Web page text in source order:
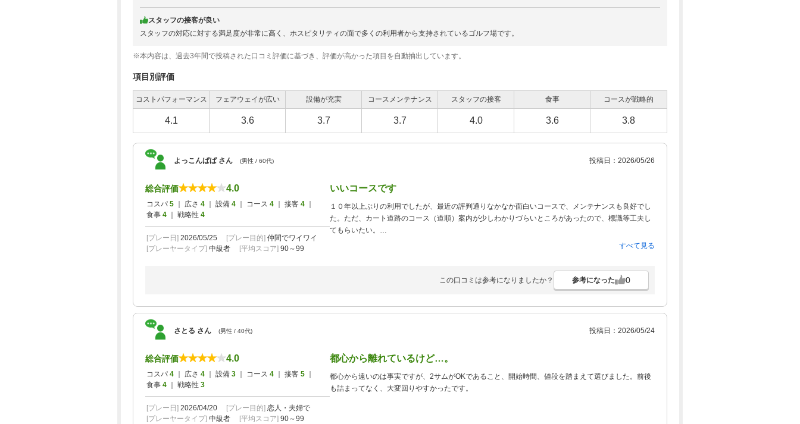
平日４B限定プラン★昼食付
(総額5,500円)
予約
【早遅限定】平日４B限定プラン★昼食付
【じゃらんゴルフ営業推し！】幹事無料★平日【コンペプラン】
ポイント・クーポン利用NG
2026/10/01
4,682円
(総額5,500円)
546
予約
【早遅限定】平日４B限定プラン★昼食付
4,682円
(総額5,500円)
予約
セルフ・昼食付＆2B保証・割増なし
2026/09/01
～2026/09/11
(総額5,700円)
548pt×人数
予約
【じゃらんゴルフ営業推し！】幹事無料★平日【コンペプラン】
548pt×人数
～2026/09/25
(総額5,700円)
予約
平日４B限定プラン★昼食付
548pt×人数
【早遅限定】平日４B限定プラン★昼食付
スタッフの接客が良い
スタッフの対応に対する満足度が非常に高く、ホスピタリティの面で多くの利用者から支持されているゴルフ場です。
※本内容は、過去3年間で投稿された口コミ評価に基づき、評価が高かった項目を自動抽出しています。
項目別評価
コストパフォーマンス フェアウェイが広い 設備が充実 コースメンテナンス スタッフの接客 食事 コースが戦略的
4.1 3.6 3.7 3.7 4.0 3.6 3.8
よっこんぱぱ さん (男性 / 60代) 投稿日：2026/05/26
総合評価 4.0
コスパ 5 ｜ 広さ 4 ｜ 設備 4 ｜ コース 4 ｜ 接客 4
食事 4 ｜ 戦略性 4
[プレー日] 2026/05/25 [プレー目的] 仲間でワイワイ
[プレーヤータイプ] 中級者 [平均スコア] 90～99
いいコースです
１０年以上ぶりの利用でしたが、最近の評判通りなかなか面白いコースで、メンテナンスも良好でし
た。ただ、カート道路のコース（道順）案内が少しわかりづらいところがあったので、標識等工夫し
てもらいたい。
すべて見る
この口コミは参考になりましたか？ 参考になった 0
さとる さん (男性 / 40代) 投稿日：2026/05/24
総合評価 4.0
コスパ 4 ｜ 広さ 4 ｜ 設備 3 ｜ コース 4 ｜ 接客 5
食事 4 ｜ 戦略性 3
[プレー日] 2026/04/20 [プレー目的] 恋人・夫婦で
[プレーヤータイプ] 中級者 [平均スコア] 90～99
都心から離れているけど…。
都心から遠いのは事実ですが、2サムがOKであること、開始時間、値段を踏まえて選びました。前後
も詰まってなく、大変回りやすかったです。